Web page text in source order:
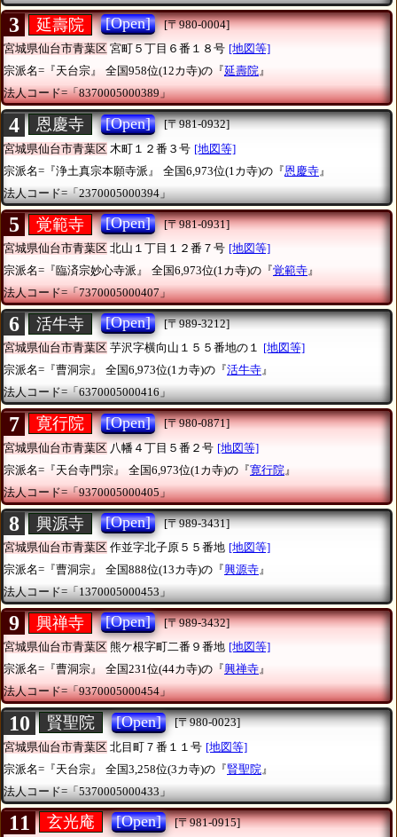
3 延壽院 [Open]
[〒980-0004]
宮城県仙台市青葉区 宮町５丁目６番１８号 [地図等]
宗派名=『天台宗』
全国958位(12カ寺)の『延壽院』
法人コード=「8370005000389」
4 恩慶寺 [Open]
[〒981-0932]
宮城県仙台市青葉区 木町１２番３号 [地図等]
宗派名=『浄土真宗本願寺派』
全国6,973位(1カ寺)の『恩慶寺 』
法人コード=「2370005000394」
5 覚範寺 [Open]
[〒981-0931]
宮城県仙台市青葉区 北山１丁目１２番７号 [地図等]
宗派名=『臨済宗妙心寺派』
全国6,973位(1カ寺)の『覚範寺』
法人コード=「7370005000407」
6 活牛寺 [Open]
[〒989-3212]
宮城県仙台市青葉区 芋沢字横向山１５５番地の１ [地図等]
宗派名=『曹洞宗』
全国6,973位(1カ寺)の『活牛寺』
法人コード=「6370005000416」
7 寛行院 [Open]
[〒980-0871]
宮城県仙台市青葉区 八幡４丁目５番２号 [地図等]
宗派名=『天台寺門宗』
全国6,973位(1カ寺)の『寛行院 』
法人コード=「9370005000405」
8 興源寺 [Open]
[〒989-3431]
宮城県仙台市青葉区 作並字北子原５５番地 [地図等]
宗派名=『曹洞宗』
全国888位(13カ寺)の『興源寺』
法人コード=「1370005000453」
9 興禅寺 [Open]
[〒989-3432]
宮城県仙台市青葉区 熊ケ根字町二番９番地 [地図等]
宗派名=『曹洞宗』
全国231位(44カ寺)の『興禅寺』
法人コード=「9370005000454」
10 賢聖院 [Open]
[〒980-0023]
宮城県仙台市青葉区 北目町７番１１号 [地図等]
宗派名=『天台宗』
全国3,258位(3カ寺)の『賢聖院 』
法人コード=「5370005000433」
11 玄光庵 [Open]
[〒981-0915]